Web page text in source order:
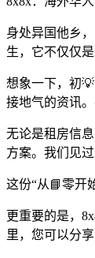
身处异国他乡
生，它不仅仅
想象一下，初
接地气的资讯
无论是租房信
方案。我们见
这份“从📘零开
更重要的是，
里，您可以分